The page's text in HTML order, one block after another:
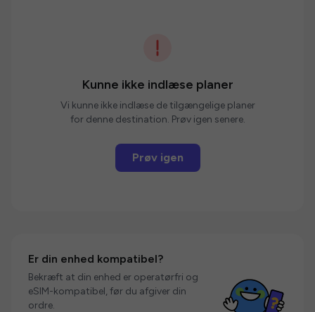
Kunne ikke indlæse planer
Vi kunne ikke indlæse de tilgængelige planer
for denne destination. Prøv igen senere.
Prøv igen
Er din enhed kompatibel?
Bekræft at din enhed er operatørfri og
eSIM-kompatibel, før du afgiver din
ordre.